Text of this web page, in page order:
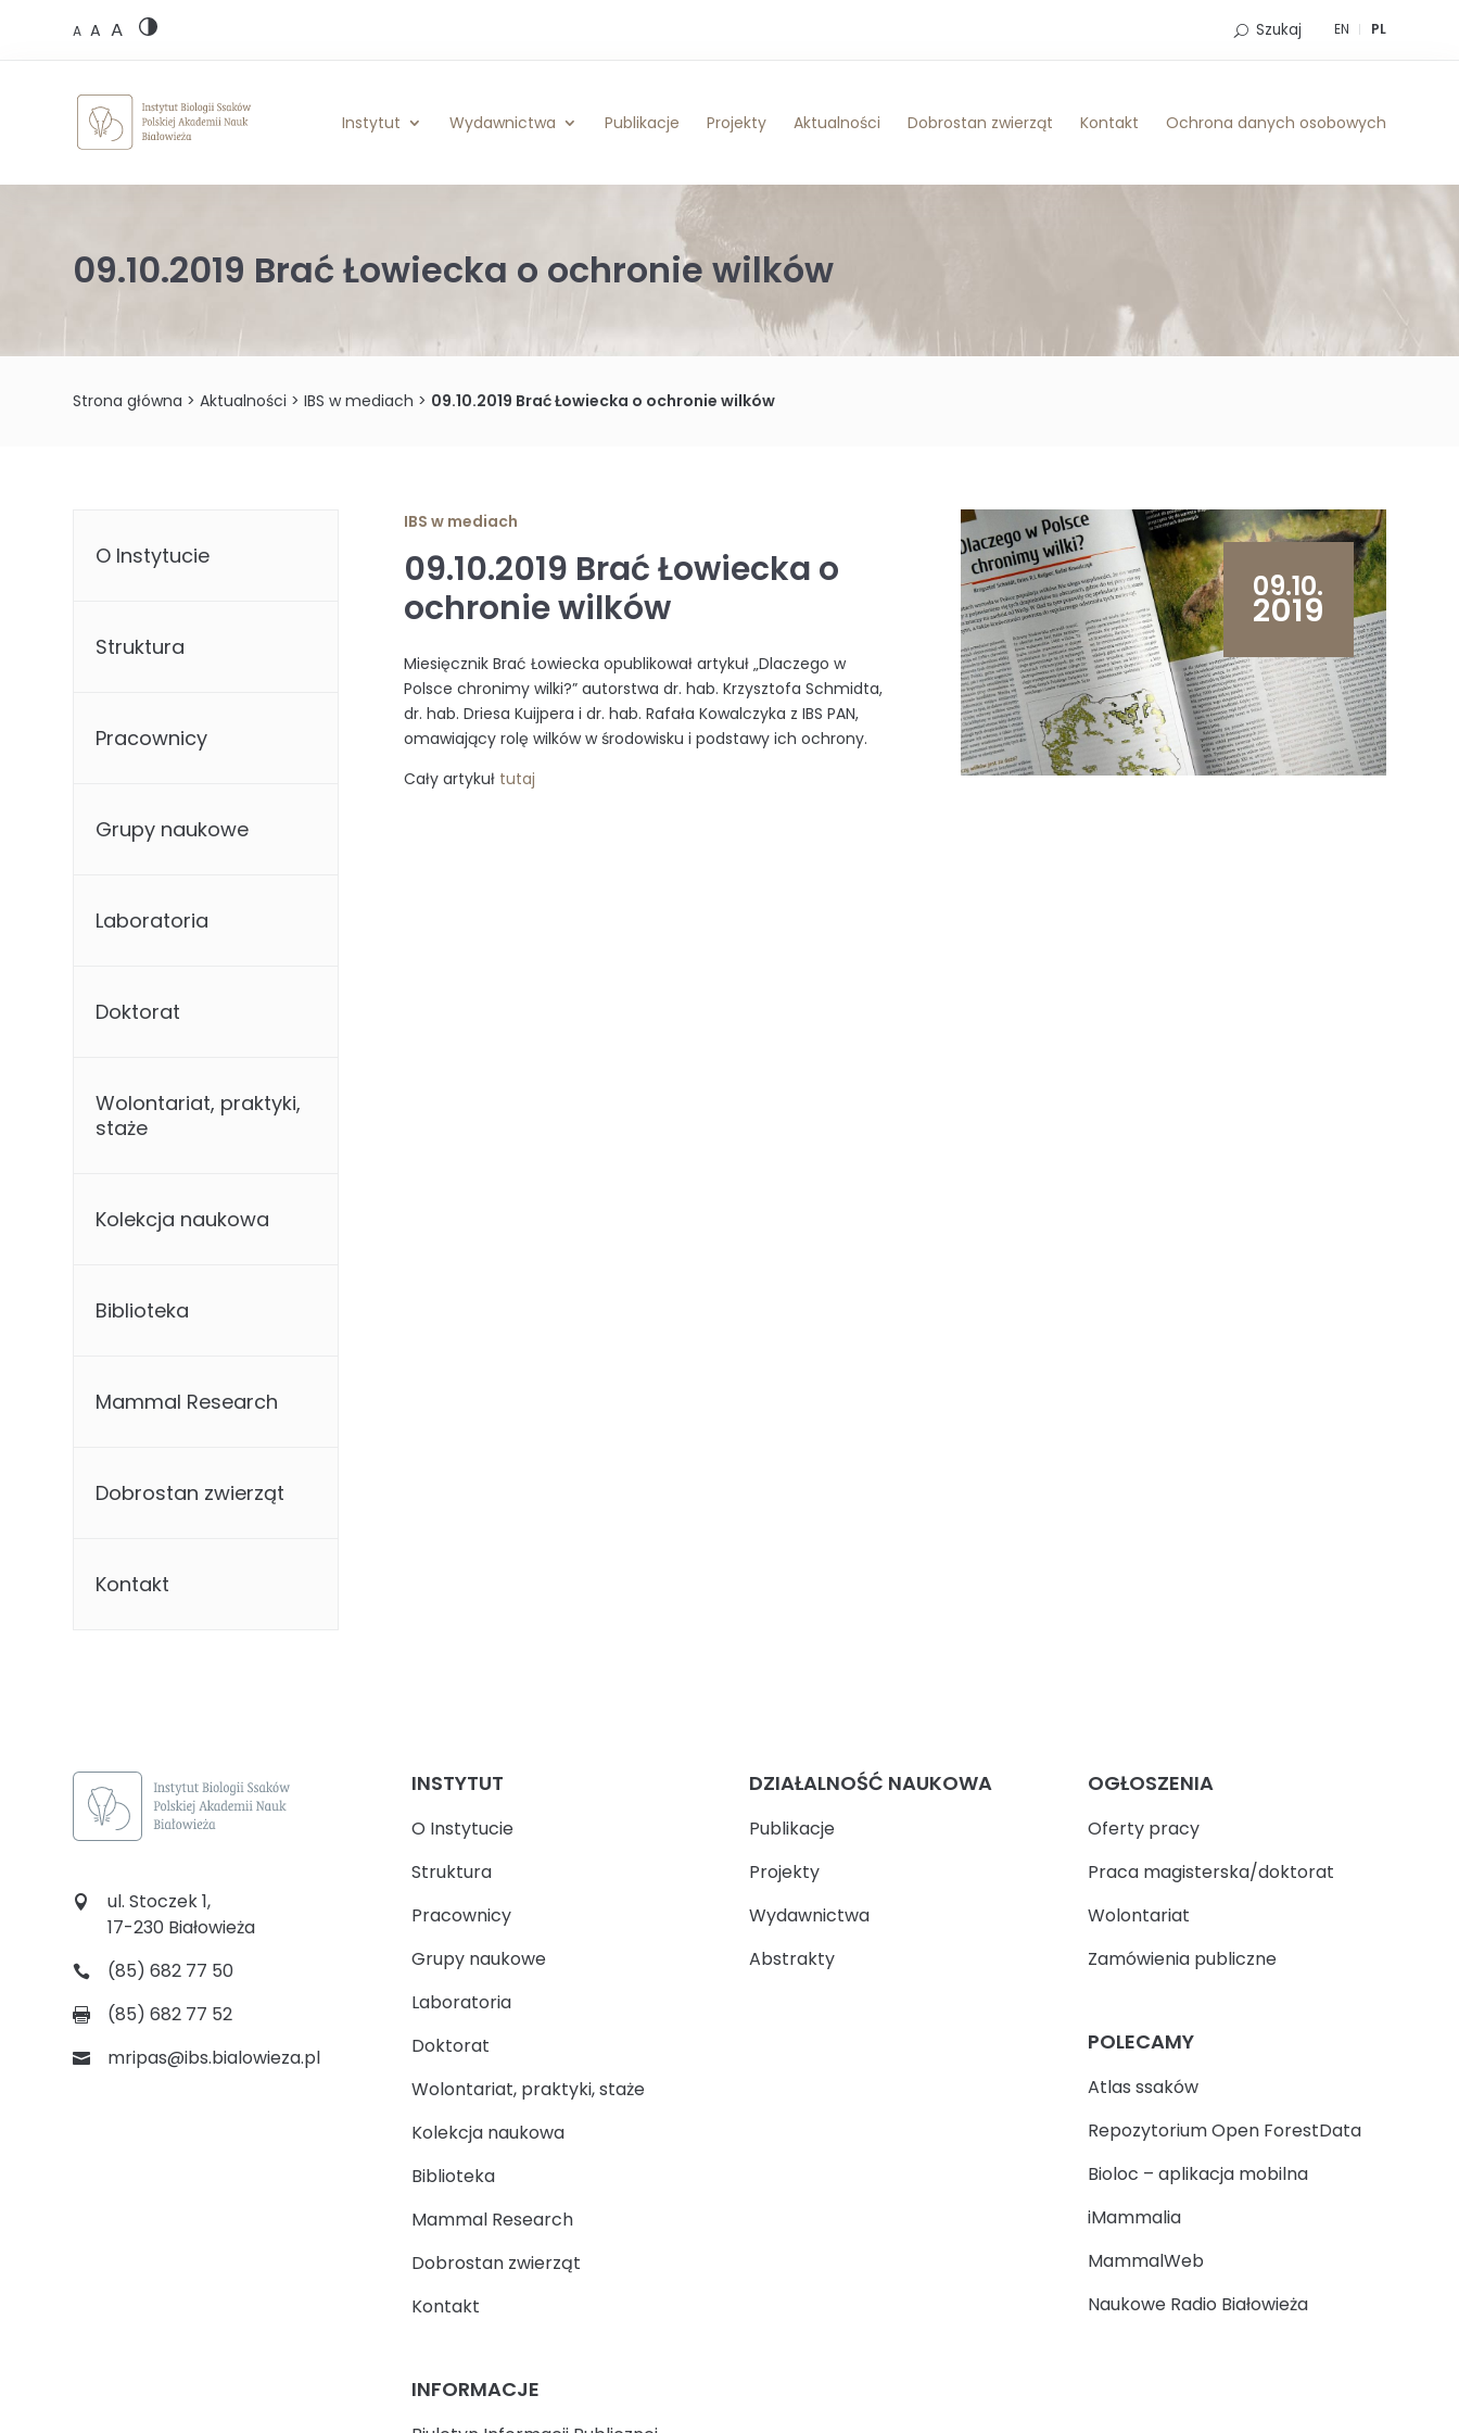
A A A EN PL
Szukaj
Instytut Wydawnictwa Publikacje Projekty Aktualności Dobrostan zwierząt Kontakt Ochrona danych osobowych
09.10.2019 Brać Łowiecka o ochronie wilków
Strona główna >Aktualności >IBS w mediach > 09.10.2019 Brać Łowiecka o ochronie wilków
09.10.
2019
IBS w mediach
09.10.2019 Brać Łowiecka o
ochronie wilków
Miesięcznik Brać Łowiecka opublikował artykuł „Dlaczego w
Polsce chronimy wilki?” autorstwa dr. hab. Krzysztofa Schmidta,
dr. hab. Driesa Kuijpera i dr. hab. Rafała Kowalczyka z IBS PAN,
omawiający rolę wilków w środowisku i podstawy ich ochrony.
Cały artykuł tutaj
O Instytucie
Struktura
Pracownicy
Grupy naukowe
Laboratoria
Doktorat
Wolontariat, praktyki,
staże
Kolekcja naukowa
Biblioteka
Mammal Research
Dobrostan zwierząt
Kontakt
ul. Stoczek 1,
17-230 Białowieża
(85) 682 77 50
(85) 682 77 52
mripas@ibs.bialowieza.pl
INSTYTUT
O Instytucie
Struktura
Pracownicy
Grupy naukowe
Laboratoria
Doktorat
Wolontariat, praktyki, staże
Kolekcja naukowa
Biblioteka
Mammal Research
Dobrostan zwierząt
Kontakt
INFORMACJE
DZIAŁALNOŚĆ NAUKOWA
Publikacje
Projekty
Wydawnictwa
Abstrakty
OGŁOSZENIA
Oferty pracy
Praca magisterska/doktorat
Wolontariat
Zamówienia publiczne
POLECAMY
Atlas ssaków
Repozytorium Open ForestData
Bioloc – aplikacja mobilna
iMammalia
MammalWeb
Naukowe Radio Białowieża